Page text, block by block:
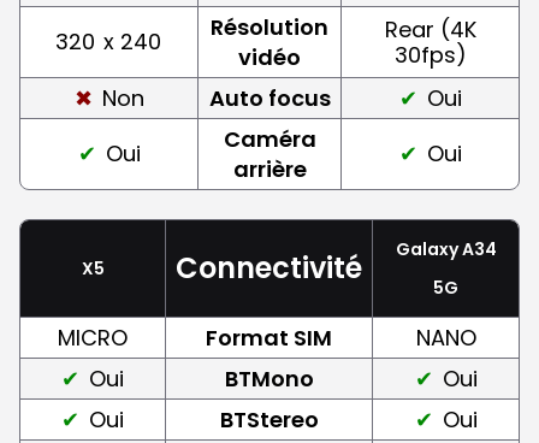
320 x 240
Résolution
vidéo
Rear (4K
30fps)
Non
Auto focus
Oui
Oui
Caméra
arrière
Oui
X5 Connectivité
Galaxy A34
5G
MICRO Format SIM
NANO
Oui
BTMono
Oui
Oui
BTStereo
Oui